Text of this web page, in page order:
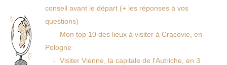
conseil avant le départ (+ les réponses à vos
questions)
- Mon top 10 des lieux à visiter à Cracovie, en
Pologne
- Visiter Vienne, la capitale de l'Autriche, en 3